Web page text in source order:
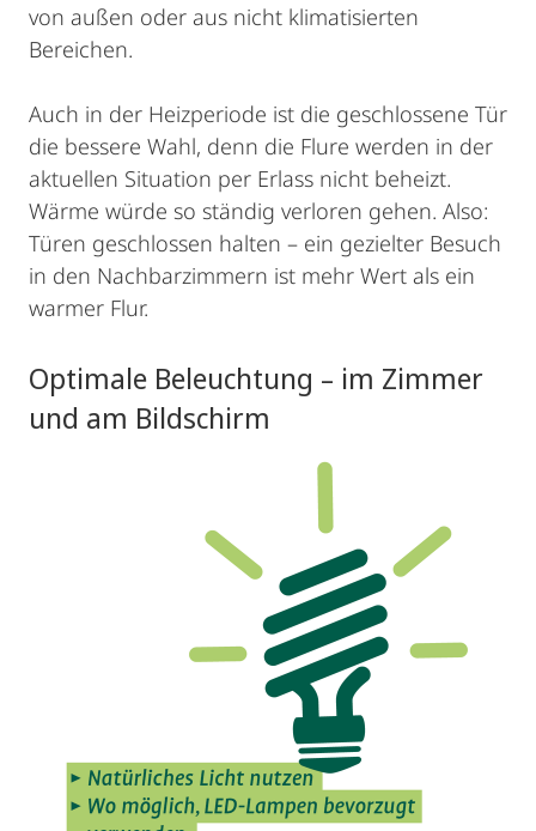
von außen oder aus nicht klimatisierten
Bereichen.
Auch in der Heizperiode ist die geschlossene Tür
die bessere Wahl, denn die Flure werden in der
aktuellen Situation per Erlass nicht beheizt.
Wärme würde so ständig verloren gehen. Also:
Türen geschlossen halten – ein gezielter Besuch
in den Nachbarzimmern ist mehr Wert als ein
warmer Flur.
Optimale Beleuchtung – im Zimmer
und am Bildschirm